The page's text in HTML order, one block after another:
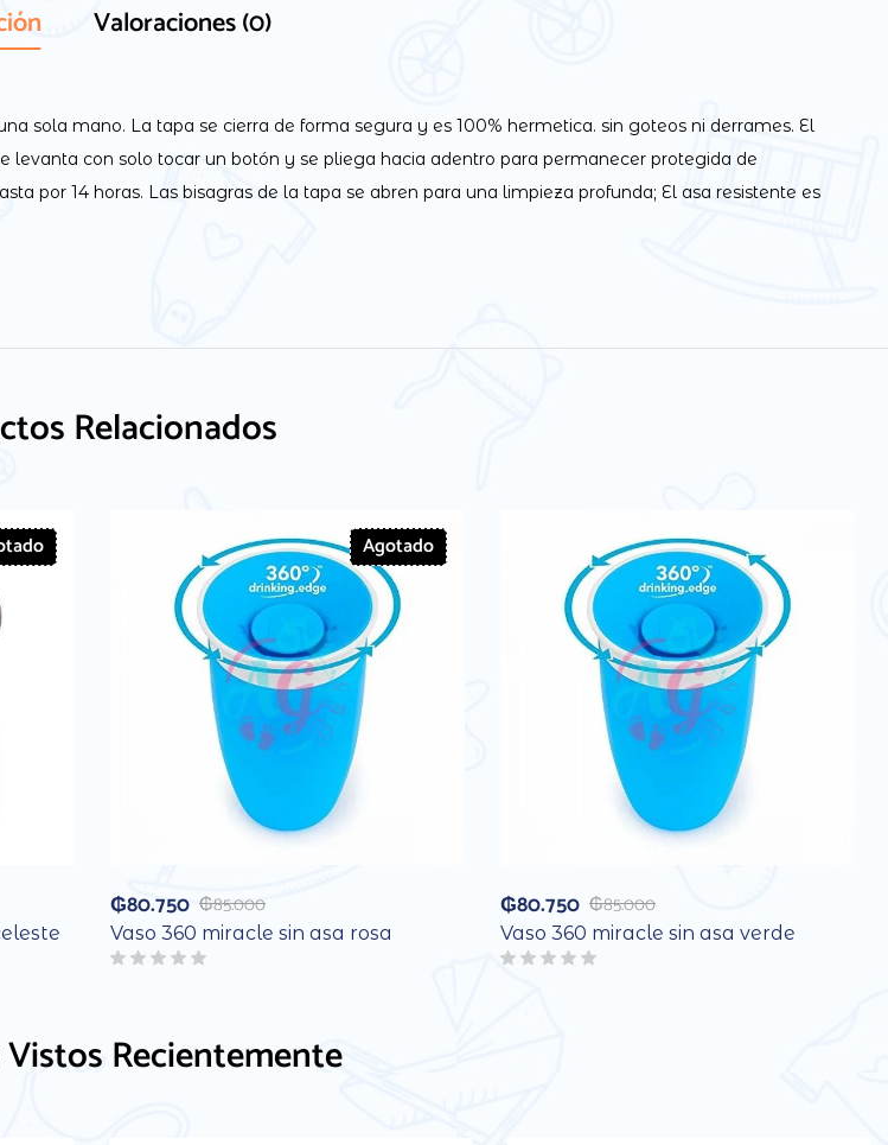
Valoraciones (0)
sola mano. La tapa se cierra de forma segura y es 100% hermetica. sin goteos ni derrames. El
levanta con solo tocar un botón y se pliega hacia adentro para permanecer protegida de
por 14 horas. Las bisagras de la tapa se abren para una limpieza profunda; El asa resistente es
Relacionados
Agotado
₲85.000
₲80.750
Vaso 360 miracle sin asa rosa
₲85.000
₲80.750
Vaso 360 miracle sin asa verde
Recientemente